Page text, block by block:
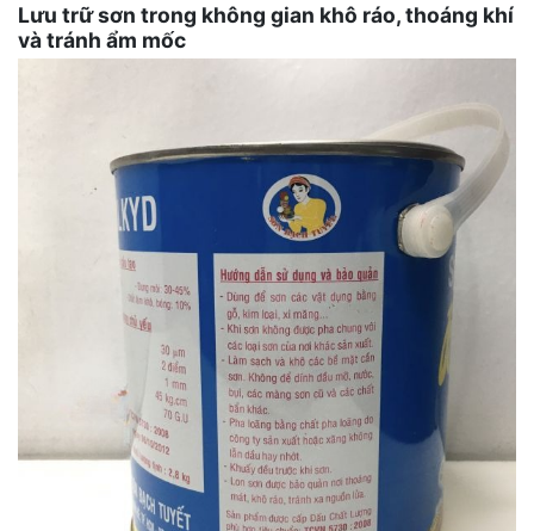
Lưu trữ sơn trong không gian khô ráo, thoáng khí
và tránh ẩm mốc